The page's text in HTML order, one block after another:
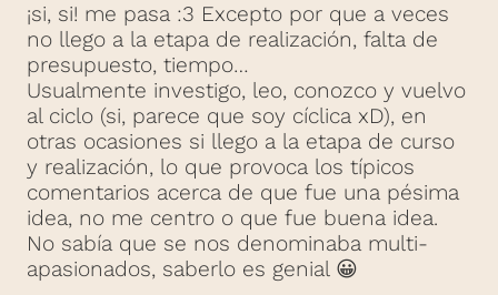
¡si, si! me pasa :3 Excepto por que a veces
no llego a la etapa de realización, falta de
presupuesto, tiempo…
Usualmente investigo, leo, conozco y vuelvo
al ciclo (si, parece que soy cíclica xD), en
otras ocasiones si llego a la etapa de curso
y realización, lo que provoca los típicos
comentarios acerca de que fue una pésima
idea, no me centro o que fue buena idea.
No sabía que se nos denominaba multi-
apasionados, saberlo es genial 😀